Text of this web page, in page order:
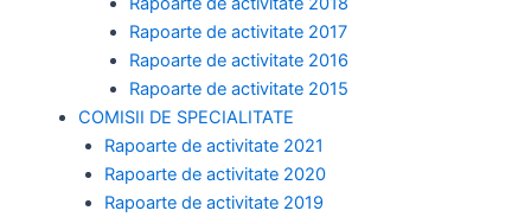
Rapoarte de activitate 2017
Rapoarte de activitate 2016
Rapoarte de activitate 2015
COMISII DE SPECIALITATE
Rapoarte de activitate 2021
Rapoarte de activitate 2020
Rapoarte de activitate 2019